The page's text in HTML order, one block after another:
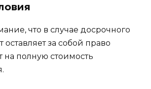
что в случае досрочного
оставляет за собой право
на полную стоимость